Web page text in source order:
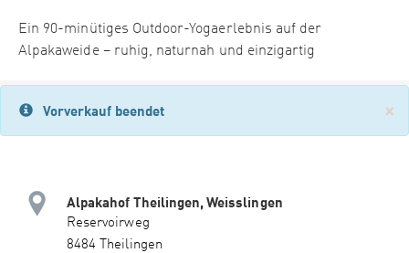
Ein 90-minütiges Outdoor-Yogaerlebnis auf der
Alpakaweide – ruhig, naturnah und einzigartig
×
Vorverkauf beendet
Alpakahof Theilingen, Weisslingen
Reservoirweg
8484 Theilingen